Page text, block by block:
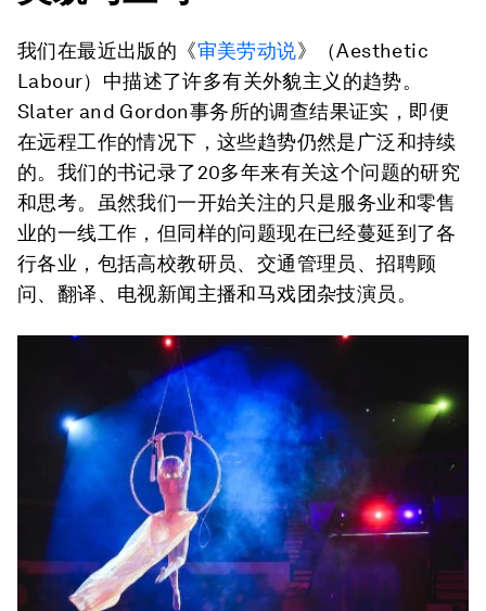
我们在最近出版的《审美劳动说》（Aesthetic
Labour）中描述了许多有关外貌主义的趋势。
Slater and Gordon事务所的调查结果证实，即便
在远程工作的情况下，这些趋势仍然是广泛和持续
的。我们的书记录了20多年来有关这个问题的研究
和思考。虽然我们一开始关注的只是服务业和零售
业的一线工作，但同样的问题现在已经蔓延到了各
行各业，包括高校教研员、交通管理员、招聘顾
问、翻译、电视新闻主播和马戏团杂技演员。